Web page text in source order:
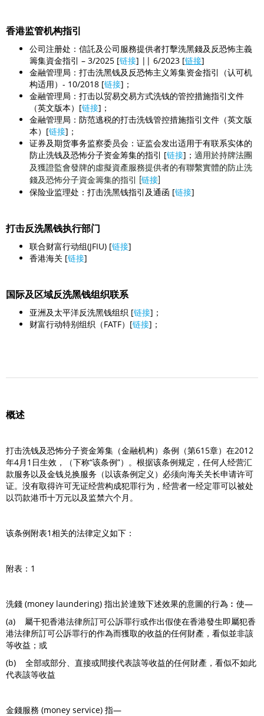
香港监管机构指引
公司注册处：信託及公司服務提供者打擊洗黑錢及反恐怖主義
籌集資金指引 – 3/2025 [链接] || 6/2023 [链接]
金融管理局：打击洗黑钱及反恐怖主义筹集资金指引（认可机
构适用）- 10/2018 [链接]；
金融管理局：打击以贸易交易方式洗钱的管控措施指引文件
（英文版本）[链接]；
金融管理局：防范逃税的打击洗钱管控措施指引文件（英文版
本）[链接]；
证券及期货事务监察委员会：证监会发出适用于有联系实体的
防止洗钱及恐怖分子资金筹集的指引 [链接]； 適用於持牌法團
及獲證監會發牌的虛擬資產服務提供者的有聯繫實體的防止洗
錢及恐怖分子資金籌集的指引 [ 链接
保险业监理处：打击洗黑钱指引及通函 [链接]
打击反洗黑钱执行部门
联合财富行动组(JFIU) [链接]
香港海关 [链接]
国际及区域反洗黑钱组织联系
亚洲及太平洋反洗黑钱组织 [链接]；
财富行动特别组织（FATF）[链接]；
概述
打击洗钱及恐怖分子资金筹集（金融机构）条例（第615章）在2012
年4月1日生效，（下称“该条例”）。根据该条例规定，任何人经营汇
款服务以及金钱兑换服务（以该条例定义）必须向海关关长申请许可
证。没有取得许可无证经营构成犯罪行为，经营者一经定罪可以被处
以罚款港币十万元以及监禁六个月。
该条例附表1相关的法律定义如下：
附表：1
洗錢 (money laundering) 指出於達致下述效果的意圖的行為︰使—
(a) 屬干犯香港法律所訂可公訴罪行或作出假使在香港發生即屬犯香
港法律所訂可公訴罪行的作為而獲取的收益的任何財產，看似並非該
等收益；或
(b) 全部或部分、直接或間接代表該等收益的任何財產，看似不如此
代表該等收益
金錢服務 (money service) 指—